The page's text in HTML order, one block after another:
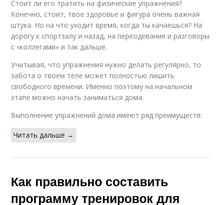
Стоит ли его тратить на физические упражнения?
Конечно, стоит, твое здоровье и фигура очень важная
штука. Но на что уходит время, когда ты качаешься? На
дорогу к спортзалу и назад, на переодевания и разговоры
с «коллегами» и так дальше.
Учитывая, что упражнения нужно делать регулярно, то
забота о твоем теле может полностью лишить
свободного времени. Именно поэтому на начальном
этапе можно начать заниматься дома.
Выполнение упражнений дома имеют ряд преимуществ:
Читать дальше →
Как правильно составить
программу тренировок для